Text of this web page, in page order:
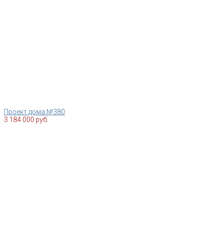
Проект дома №380
3 184 000 руб.